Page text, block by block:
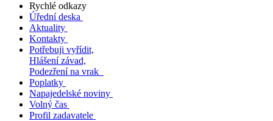
Rychlé odkazy
Úřední deska
Aktuality
Kontakty
Potřebuji vyřídit,
Hlášení závad,
Podezření na vrak
Poplatky
Napajedelské noviny
Volný čas
Profil zadavatele